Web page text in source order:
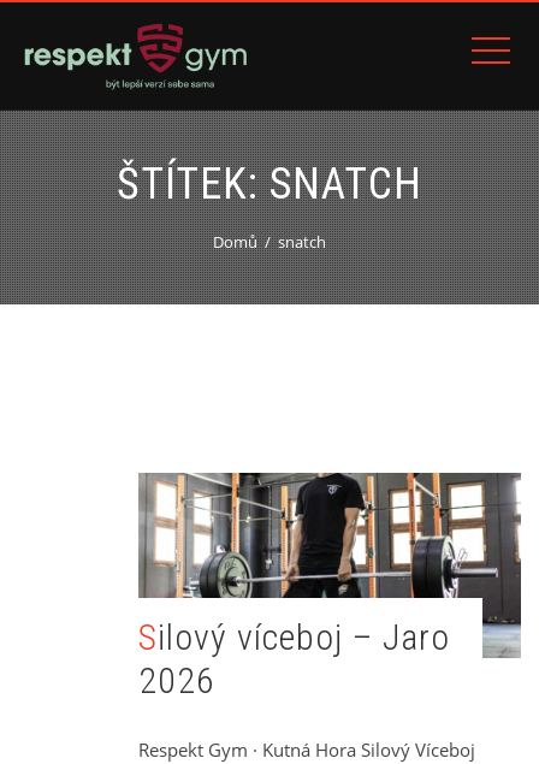
ŠTÍTEK:SNATCH
Domů snatch
Silový víceboj – Jaro
2026
Respekt Gym · Kutná Hora Silový Víceboj